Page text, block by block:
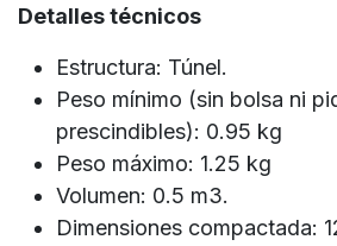
Detalles técnicos
Estructura: Túnel.
Peso mínimo (sin bolsa ni
prescindibles): 0.95 kg
Peso máximo: 1.25 kg
Volumen: 0.5 m3.
Dimensiones compactada: